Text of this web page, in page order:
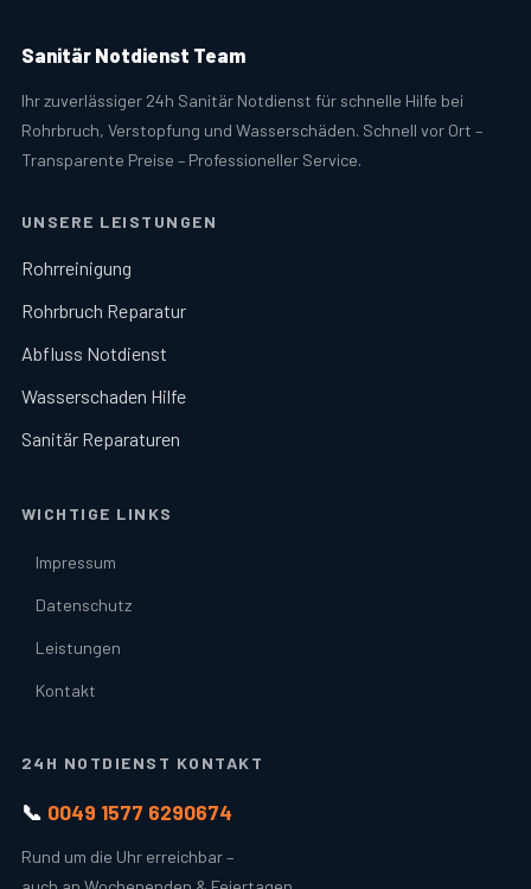
Sanitär Notdienst Team
Ihr zuverlässiger 24h Sanitär Notdienst für schnelle Hilfe bei
Rohrbruch, Verstopfung und Wasserschäden. Schnell vor Ort –
Transparente Preise – Professioneller Service.
UNSERE LEISTUNGEN
Rohrreinigung
Rohrbruch Reparatur
Abfluss Notdienst
Wasserschaden Hilfe
Sanitär Reparaturen
WICHTIGE LINKS
Impressum
Datenschutz
Leistungen
Kontakt
24H NOTDIENST KONTAKT
📞 0049 1577 6290674
Rund um die Uhr erreichbar –